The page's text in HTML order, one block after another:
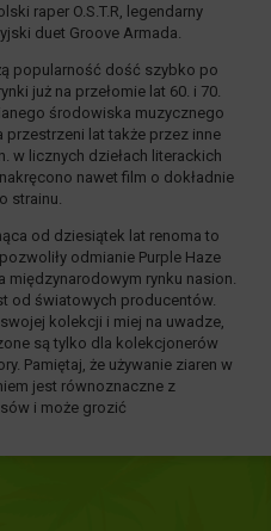
raper O.S.T.R, legendarny
duet Groove Armada.
popularność dość szybko po
już na przełomie lat 60. i 70.
środowiska muzycznego
przestrzeni lat także przez inne
w licznych dziełach literackich
nawet film o dokładnie
strainu.
od dziesiątek lat renoma to
odmianie Purple Haze
rynku nasion.
od światowych producentów.
kolekcji i miej na uwadze,
są tylko dla kolekcjonerów
Pamiętaj, że używanie ziaren w
jest równoznaczne z
i może grozić